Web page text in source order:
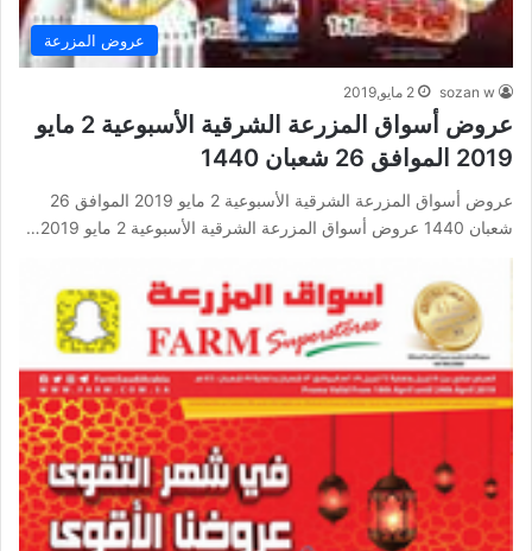
عروض المزرعة
sozan w 2 مايو,2019
عروض أسواق المزرعة الشرقية الأسبوعية 2 مايو
2019 الموافق 26 شعبان 1440
عروض أسواق المزرعة الشرقية الأسبوعية 2 مايو 2019 الموافق 26
شعبان 1440 عروض أسواق المزرعة الشرقية الأسبوعية 2 مايو 2019…